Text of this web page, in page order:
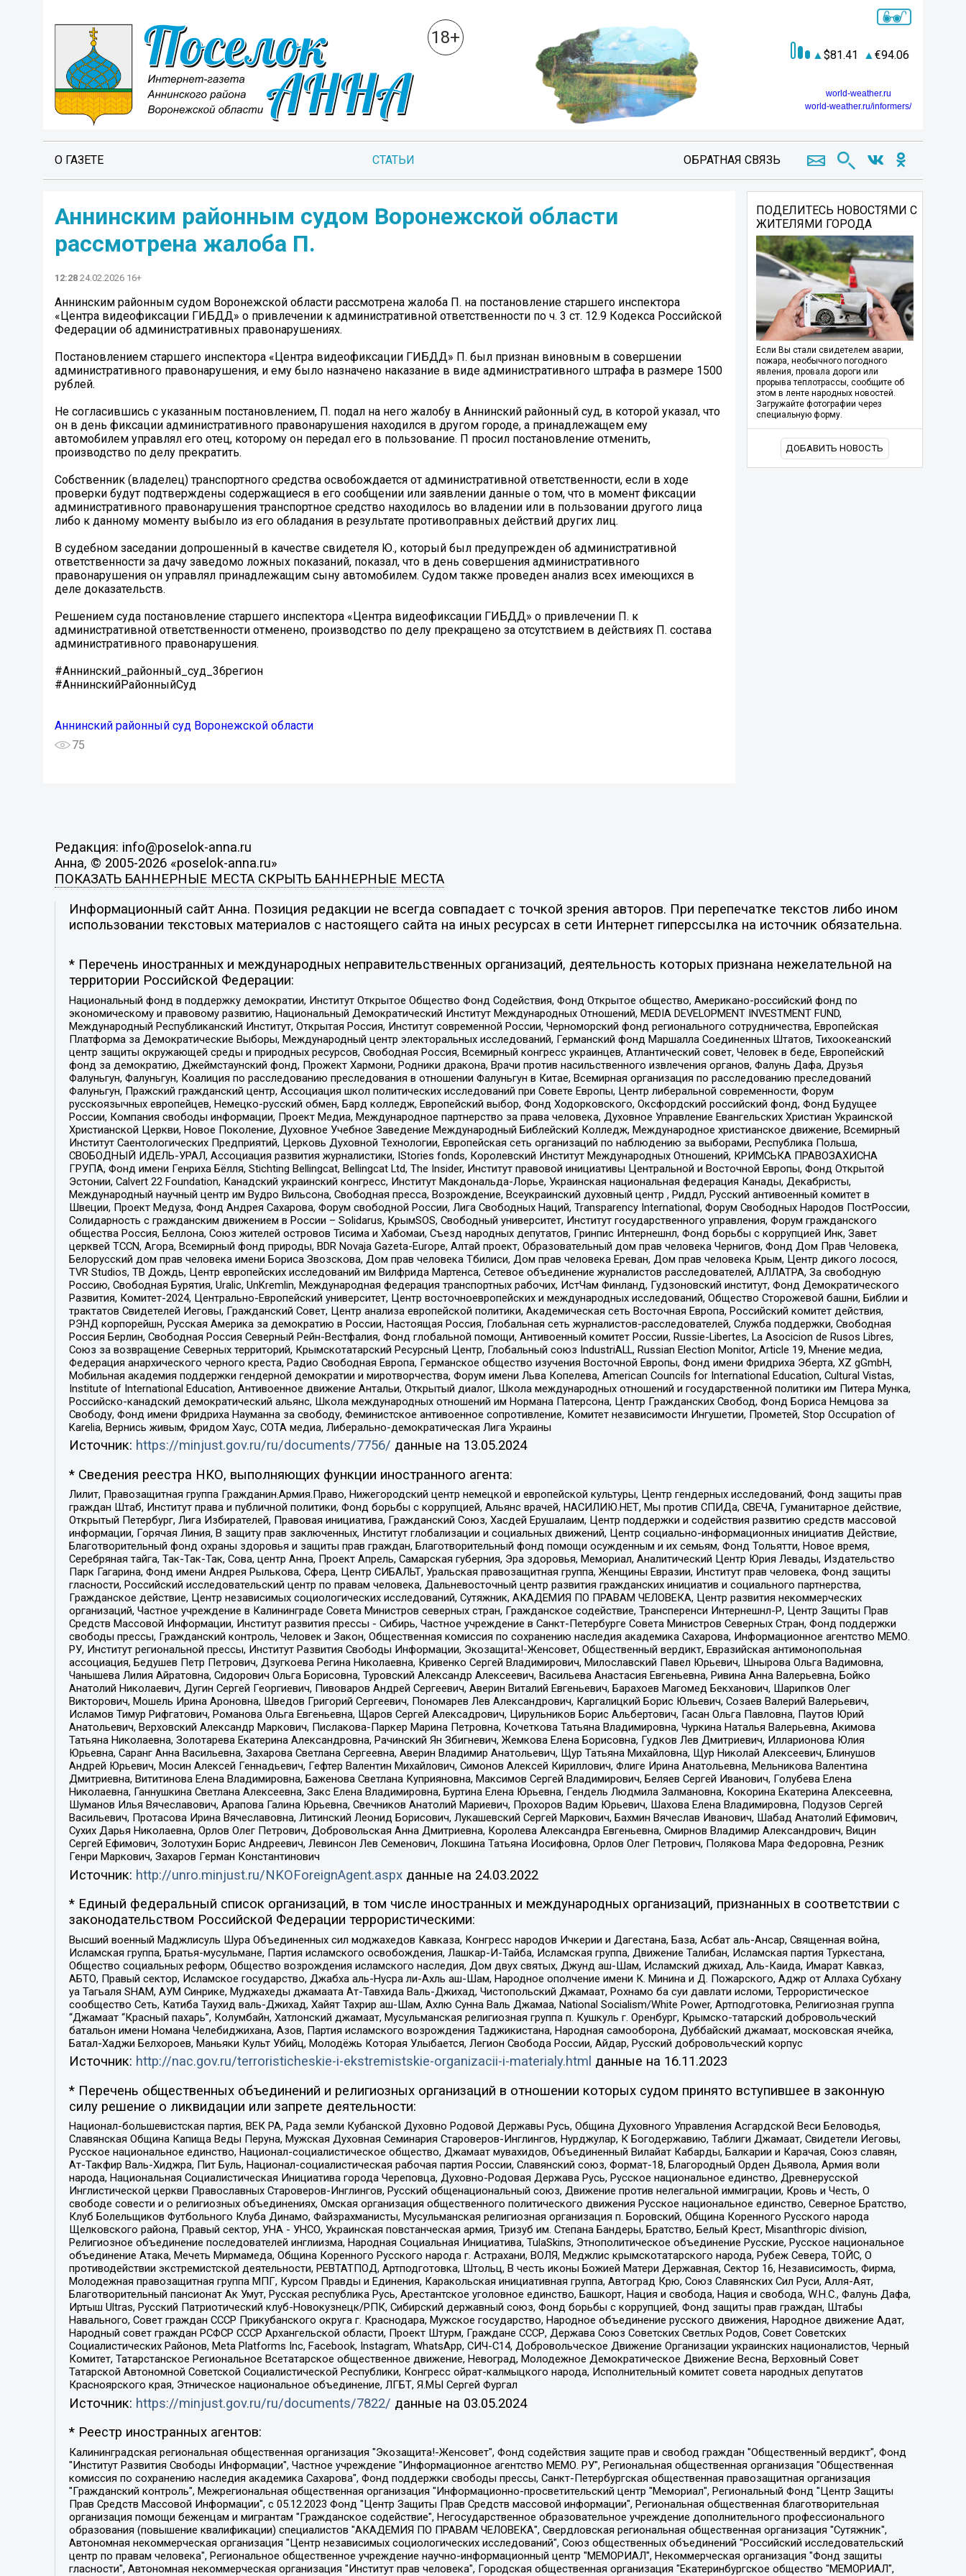
18+
81.41 94.06
world-weather.ru
world-weather.ru/informers/
О ГАЗЕТЕ СТАТЬИ ОБРАТНАЯ СВЯЗЬ
Аннинским районным судом Воронежской области
рассмотрена жалоба П.
12:28 24.02.2026 16+
Аннинским районным судом Воронежской области рассмотрена жалоба П. на постановление старшего инспектора
«Центра видеофиксации ГИБДД» о привлечении к административной ответственности по ч. 3 ст. 12.9 Кодекса Российской
Федерации об административных правонарушениях.
Постановлением старшего инспектора «Центра видеофиксации ГИБДД» П. был признан виновным в совершении
административного правонарушения, и ему было назначено наказание в виде административного штрафа в размере 1500
рублей.
Не согласившись с указанным постановлением, П. подал на него жалобу в Аннинский районный суд, в которой указал, что
он в день фиксации административного правонарушения находился в другом городе, а принадлежащем ему
автомобилем управлял его отец, которому он передал его в пользование. П просил постановление отменить,
производство по делу прекратить.
Собственник (владелец) транспортного средства освобождается от административной ответственности, если в ходе
проверки будут подтверждены содержащиеся в его сообщении или заявлении данные о том, что в момент фиксации
административного правонарушения транспортное средство находилось во владении или в пользовании другого лица
либо к данному моменту выбыло из его обладания в результате противоправных действий других лиц.
В судебном заседании допрошенный в качестве свидетеля Ю., который был предупрежден об административной
ответственности за дачу заведомо ложных показаний, показал, что в день совершения административного
правонарушения он управлял принадлежащим сыну автомобилем. Судом также проведен анализ всех имеющихся в
деле доказательств.
Решением суда постановление старшего инспектора «Центра видеофиксации ГИБДД» о привлечении П. к
административной ответственности отменено, производство по делу прекращено за отсутствием в действиях П. состава
административного правонарушения.
#Аннинский_районный_суд_36регион
#АннинскийРайонныйСуд
Аннинский районный суд Воронежской области
75
ПОДЕЛИТЕСЬ НОВОСТЯМИ С
ЖИТЕЛЯМИ ГОРОДА
Если Вы стали свидетелем аварии,
пожара, необычного погодного
явления, провала дороги или
прорыва теплотрассы, сообщите об
этом в ленте народных новостей.
Загружайте фотографии через
специальную форму.
ДОБАВИТЬ НОВОСТЬ
Редакция: info@poselok-anna.ru
Анна, © 2005-2026 «poselok-anna.ru»
ПОКАЗАТЬ БАННЕРНЫЕ МЕСТА СКРЫТЬ БАННЕРНЫЕ МЕСТА
Информационный сайт Анна. Позиция редакции не всегда совпадает с точкой зрения авторов. При перепечатке текстов либо ином
использовании текстовых материалов с настоящего сайта на иных ресурсах в сети Интернет гиперссылка на источник обязательна.
* Перечень иностранных и международных неправительственных организаций, деятельность которых признана нежелательной на
территории Российской Федерации:
Национальный фонд в поддержку демократии, Институт Открытое Общество Фонд Содействия, Фонд Открытое общество, Американо-российский фонд по
экономическому и правовому развитию, Национальный Демократический Институт Международных Отношений, MEDIA DEVELOPMENT INVESTMENT FUND,
Международный Республиканский Институт, Открытая Россия, Институт современной России, Черноморский фонд регионального сотрудничества, Европейская
Платформа за Демократические Выборы, Международный центр электоральных исследований, Германский фонд Маршалла Соединенных Штатов, Тихоокеанский
центр защиты окружающей среды и природных ресурсов, Свободная Россия, Всемирный конгресс украинцев, Атлантический совет, Человек в беде, Европейский
фонд за демократию, Джеймстаунский фонд, Прожект Хармони, Родники дракона, Врачи против насильственного извлечения органов, Фалунь Дафа, Друзья
Фалуньгун, Фалуньгун, Коалиция по расследованию преследования в отношении Фалуньгун в Китае, Всемирная организация по расследованию преследований
Фалуньгун, Пражский гражданский центр, Ассоциация школ политических исследований при Совете Европы, Центр либеральной современности, Форум
русскоязычных европейцев, Немецко-русский обмен, Бард колледж, Европейский выбор, Фонд Ходорковского, Оксфордский российский фонд, Фонд Будущее
России, Компания свободы информации, Проект Медиа, Международное партнерство за права человека, Духовное Управление Евангельских Христиан Украинской
Христианской Церкви, Новое Поколение, Духовное Учебное Заведение Международный Библейский Колледж, Международное христианское движение, Всемирный
Институт Саентологических Предприятий, Церковь Духовной Технологии, Европейская сеть организаций по наблюдению за выборами, Республика Польша,
СВОБОДНЫЙ ИДЕЛЬ-УРАЛ, Ассоциация развития журналистики, IStories fonds, Королевский Институт Международных Отношений, КРИМСЬКА ПРАВОЗАХИСНА
ГРУПА, Фонд имени Генриха Бёлля, Stichting Bellingcat, Bellingcat Ltd, The Insider, Институт правовой инициативы Центральной и Восточной Европы, Фонд Открытой
Эстонии, Calvert 22 Foundation, Канадский украинский конгресс, Институт Макдональда-Лорье, Украинская национальная федерация Канады, Декабристы,
Международный научный центр им Вудро Вильсона, Свободная пресса, Возрождение, Всеукраинский духовный центр , Риддл, Русский антивоенный комитет в
Швеции, Проект Медуза, Фонд Андрея Сахарова, Форум свободной России, Лига Свободных Наций, Transparеncy International, Форум Свободных Народов ПостРоссии,
Солидарность с гражданским движением в России – Solidarus, КрымSOS, Свободный университет, Институт государственного управления, Форум гражданского
общества Россия, Беллона, Союз жителей островов Тисима и Хабомаи, Съезд народных депутатов, Гринпис Интернешнл, Фонд борьбы с коррупцией Инк, Завет
церквей TCCN, Агора, Всемирный фонд природы, BDR Novaja Gazeta-Europe, Алтай проект, Образовательный дом прав человека Чернигов, Фонд Дом Прав Человека,
Белорусский дом прав человека имени Бориса Звозскова, Дом прав человека Тбилиси, Дом прав человека Ереван, Дом прав человека Крым, Центр дикого лосося,
TVR Studios, ТВ Дождь, Центр европейских исследований им Вилфрида Мартенса, Сетевое объединение журналистов расследователей, АЛЛАТРА, За свободную
Россию, Свободная Бурятия, Uralic, UnKremlin, Международная федерация транспортных рабочих, ИстЧам Финланд, Гудзоновский институт, Фонд Демократического
Развития, Комитет-2024, Центрально-Европейский университет, Центр восточноевропейских и международных исследований, Общество Сторожевой башни, Библии и
трактатов Свидетелей Иеговы, Гражданский Совет, Центр анализа европейской политики, Академическая сеть Восточная Европа, Российский комитет действия,
РЭНД корпорейшн, Русская Америка за демократию в России, Настоящая Россия, Глобальная сеть журналистов-расследователей, Служба поддержки, Свободная
Россия Берлин, Свободная Россия Северный Рейн-Вестфалия, Фонд глобальной помощи, Антивоенный комитет России, Russie-Libertes, La Asocicion de Rusos Libres,
Союз за возвращение Северных территорий, Крымскотатарский Ресурсный Центр, Глобальный союз IndustriALL, Russian Election Monitor, Article 19, Мнение медиа,
Федерация анархического черного креста, Радио Свободная Европа, Германское общество изучения Восточной Европы, Фонд имени Фридриха Эберта, XZ gGmbH,
Мобильная академия поддержки гендерной демократии и миротворчества, Форум имени Льва Копелева, American Councils for International Education, Cultural Vistas,
Institute of International Education, Антивоенное движение Антальи, Открытый диалог, Школа международных отношений и государственной политики им Питера Мунка,
Российско-канадский демократический альянс, Школа международных отношений им Нормана Патерсона, Центр Гражданских Свобод, Фонд Бориса Немцова за
Свободу, Фонд имени Фридриха Науманна за свободу, Феминистское антивоенное сопротивление, Комитет независимости Ингушетии, Прометей, Stop Occupation of
Karelia, Вернись живым, Фридом Хаус, СОТА медиа, Либерально-демократическая Лига Украины
Источник: https://minjust.gov.ru/ru/documents/7756/ данные на 13.05.2024
* Сведения реестра НКО, выполняющих функции иностранного агента:
Лилит, Правозащитная группа Гражданин.Армия.Право, Нижегородский центр немецкой и европейской культуры, Центр гендерных исследований, Фонд защиты прав
граждан Штаб, Институт права и публичной политики, Фонд борьбы с коррупцией, Альянс врачей, НАСИЛИЮ.НЕТ, Мы против СПИДа, СВЕЧА, Гуманитарное действие,
Открытый Петербург, Лига Избирателей, Правовая инициатива, Гражданский Союз, Хасдей Ерушалаим, Центр поддержки и содействия развитию средств массовой
информации, Горячая Линия, В защиту прав заключенных, Институт глобализации и социальных движений, Центр социально-информационных инициатив Действие,
Благотворительный фонд охраны здоровья и защиты прав граждан, Благотворительный фонд помощи осужденным и их семьям, Фонд Тольятти, Новое время,
Серебряная тайга, Так-Так-Так, Сова, центр Анна, Проект Апрель, Самарская губерния, Эра здоровья, Мемориал, Аналитический Центр Юрия Левады, Издательство
Парк Гагарина, Фонд имени Андрея Рылькова, Сфера, Центр СИБАЛЬТ, Уральская правозащитная группа, Женщины Евразии, Институт прав человека, Фонд защиты
гласности, Российский исследовательский центр по правам человека, Дальневосточный центр развития гражданских инициатив и социального партнерства,
Гражданское действие, Центр независимых социологических исследований, Сутяжник, АКАДЕМИЯ ПО ПРАВАМ ЧЕЛОВЕКА, Центр развития некоммерческих
организаций, Частное учреждение в Калининграде Совета Министров северных стран, Гражданское содействие, Трансперенси Интернешнл-Р, Центр Защиты Прав
Средств Массовой Информации, Институт развития прессы - Сибирь, Частное учреждение в Санкт-Петербурге Совета Министров Северных Стран, Фонд поддержки
свободы прессы, Гражданский контроль, Человек и Закон, Общественная комиссия по сохранению наследия академика Сахарова, Информационное агентство МЕМО.
РУ, Институт региональной прессы, Институт Развития Свободы Информации, Экозащита!-Женсовет, Общественный вердикт, Евразийская антимонопольная
ассоциация, Бедушев Петр Петрович, Дзугкоева Регина Николаевна, Кривенко Сергей Владимирович, Милославский Павел Юрьевич, Шнырова Ольга Вадимовна,
Чанышева Лилия Айратовна, Сидорович Ольга Борисовна, Туровский Александр Алексеевич, Васильева Анастасия Евгеньевна, Ривина Анна Валерьевна, Бойко
Анатолий Николаевич, Дугин Сергей Георгиевич, Пивоваров Андрей Сергеевич, Аверин Виталий Евгеньевич, Барахоев Магомед Бекханович, Шарипков Олег
Викторович, Мошель Ирина Ароновна, Шведов Григорий Сергеевич, Пономарев Лев Александрович, Каргалицкий Борис Юльевич, Созаев Валерий Валерьевич,
Исламов Тимур Рифгатович, Романова Ольга Евгеньевна, Щаров Сергей Алексадрович, Цирульников Борис Альбертович, Гасан Ольга Павловна, Паутов Юрий
Анатольевич, Верховский Александр Маркович, Пислакова-Паркер Марина Петровна, Кочеткова Татьяна Владимировна, Чуркина Наталья Валерьевна, Акимова
Татьяна Николаевна, Золотарева Екатерина Александровна, Рачинский Ян Збигневич, Жемкова Елена Борисовна, Гудков Лев Дмитриевич, Илларионова Юлия
Юрьевна, Саранг Анна Васильевна, Захарова Светлана Сергеевна, Аверин Владимир Анатольевич, Щур Татьяна Михайловна, Щур Николай Алексеевич, Блинушов
Андрей Юрьевич, Мосин Алексей Геннадьевич, Гефтер Валентин Михайлович, Симонов Алексей Кириллович, Флиге Ирина Анатольевна, Мельникова Валентина
Дмитриевна, Вититинова Елена Владимировна, Баженова Светлана Куприяновна, Максимов Сергей Владимирович, Беляев Сергей Иванович, Голубева Елена
Николаевна, Ганнушкина Светлана Алексеевна, Закс Елена Владимировна, Буртина Елена Юрьевна, Гендель Людмила Залмановна, Кокорина Екатерина Алексеевна,
Шуманов Илья Вячеславович, Арапова Галина Юрьевна, Свечников Анатолий Мариевич, Прохоров Вадим Юрьевич, Шахова Елена Владимировна, Подузов Сергей
Васильевич, Протасова Ирина Вячеславовна, Литинский Леонид Борисович, Лукашевский Сергей Маркович, Бахмин Вячеслав Иванович, Шабад Анатолий Ефимович,
Сухих Дарья Николаевна, Орлов Олег Петрович, Добровольская Анна Дмитриевна, Королева Александра Евгеньевна, Смирнов Владимир Александрович, Вицин
Сергей Ефимович, Золотухин Борис Андреевич, Левинсон Лев Семенович, Локшина Татьяна Иосифовна, Орлов Олег Петрович, Полякова Мара Федоровна, Резник
Генри Маркович, Захаров Герман Константинович
Источник: http://unro.minjust.ru/NKOForeignAgent.aspxданные на 24.03.2022
* Единый федеральный список организаций, в том числе иностранных и международных организаций, признанных в соответствии с
законодательством Российской Федерации террористическими:
Высший военный Маджлисуль Шура Объединенных сил моджахедов Кавказа, Конгресс народов Ичкерии и Дагестана, База, Асбат аль-Ансар, Священная война,
Исламская группа, Братья-мусульмане, Партия исламского освобождения, Лашкар-И-Тайба, Исламская группа, Движение Талибан, Исламская партия Туркестана,
Общество социальных реформ, Общество возрождения исламского наследия, Дом двух святых, Джунд аш-Шам, Исламский джихад, Аль-Каида, Имарат Кавказ,
АБТО, Правый сектор, Исламское государство, Джабха аль-Нусра ли-Ахль аш-Шам, Народное ополчение имени К. Минина и Д. Пожарского, Аджр от Аллаха Субхану
уа Тагьаля SHAM, АУМ Синрике, Муджахеды джамаата Ат-Тавхида Валь-Джихад, Чистопольский Джамаат, Рохнамо ба суи давлати исломи, Террористическое
сообщество Сеть, Катиба Таухид валь-Джихад, Хайят Тахрир аш-Шам, Ахлю Сунна Валь Джамаа, National Socialism/White Power, Артподготовка, Религиозная группа
“Джамаат “Красный пахарь”, Колумбайн, Хатлонский джамаат, Мусульманская религиозная группа п. Кушкуль г. Оренбург, Крымско-татарский добровольческий
батальон имени Номана Челебиджихана, Азов, Партия исламского возрождения Таджикистана, Народная самооборона, Дуббайский джамаат, московская ячейка,
Батал-Хаджи Белхороев, Маньяки Культ Убийц, Молодёжь Которая Улыбается, Легион Свобода России, Айдар, Русский добровольческий корпус
Источник: http://nac.gov.ru/terroristicheskie-i-ekstremistskie-organizacii-i-materialy.html данные на 16.11.2023
* Перечень общественных объединений и религиозных организаций в отношении которых судом принято вступившее в законную
силу решение о ликвидации или запрете деятельности:
Национал-большевистская партия, ВЕК РА, Рада земли Кубанской Духовно Родовой Державы Русь, Община Духовного Управления Асгардской Веси Беловодья,
Славянская Община Капища Веды Перуна, Мужская Духовная Семинария Староверов-Инглингов, Нурджулар, К Богодержавию, Таблиги Джамаат, Свидетели Иеговы,
Русское национальное единство, Национал-социалистическое общество, Джамаат мувахидов, Объединенный Вилайат Кабарды, Балкарии и Карачая, Союз славян,
Ат-Такфир Валь-Хиджра, Пит Буль, Национал-социалистическая рабочая партия России, Славянский союз, Формат-18, Благородный Орден Дьявола, Армия воли
народа, Национальная Социалистическая Инициатива города Череповца, Духовно-Родовая Держава Русь, Русское национальное единство, Древнерусской
Инглистической церкви Православных Староверов-Инглингов, Русский общенациональный союз, Движение против нелегальной иммиграции, Кровь и Честь, О
свободе совести и о религиозных объединениях, Омская организация общественного политического движения Русское национальное единство, Северное Братство,
Клуб Болельщиков Футбольного Клуба Динамо, Файзрахманисты, Мусульманская религиозная организация п. Боровский, Община Коренного Русского народа
Щелковского района, Правый сектор, УНА - УНСО, Украинская повстанческая армия, Тризуб им. Степана Бандеры, Братство, Белый Крест, Misanthropic division,
Религиозное объединение последователей инглиизма, Народная Социальная Инициатива, TulaSkins, Этнополитическое объединение Русские, Русское национальное
объединение Атака, Мечеть Мирмамеда, Община Коренного Русского народа г. Астрахани, ВОЛЯ, Меджлис крымскотатарского народа, Рубеж Севера, ТОЙС, О
противодействии экстремистской деятельности, РЕВТАТПОД, Артподготовка, Штольц, В честь иконы Божией Матери Державная, Сектор 16, Независимость, Фирма,
Молодежная правозащитная группа МПГ, Курсом Правды и Единения, Каракольская инициативная группа, Автоград Крю, Союз Славянских Сил Руси, Алля-Аят,
Благотворительный пансионат Ак Умут, Русская республика Русь, Арестантское уголовное единство, Башкорт, Нация и свобода, Нация и свобода, W.H.С., Фалунь Дафа,
Иртыш Ultras, Русский Патриотический клуб-Новокузнецк/РПК, Сибирский державный союз, Фонд борьбы с коррупцией, Фонд защиты прав граждан, Штабы
Навального, Совет граждан СССР Прикубанского округа г. Краснодара, Мужское государство, Народное объединение русского движения, Народное движение Адат,
Народный совет граждан РСФСР СССР Архангельской области, Проект Штурм, Граждане СССР, Держава Союз Советских Светлых Родов, Совет Советских
Социалистических Районов, Meta Platforms Inc, Facebook, Instagram, WhatsApp, СИЧ-С14, Добровольческое Движение Организации украинских националистов, Черный
Комитет, Татарстанское Региональное Всетатарское общественное движение, Невоград, Молодежное Демократическое Движение Весна, Верховный Совет
Татарской Автономной Советской Социалистической Республики, Конгресс ойрат-калмыцкого народа, Исполнительный комитет совета народных депутатов
Красноярского края, Этническое национальное объединение, ЛГБТ, Я.МЫ Сергей Фургал
Источник: https://minjust.gov.ru/ru/documents/7822/ данные на 03.05.2024
* Реестр иностранных агентов:
Калининградская региональная общественная организация "Экозащита!-Женсовет", Фонд содействия защите прав и свобод граждан "Общественный вердикт", Фонд "Институт Развития Свободы Информации", Частное учреждение "Информационное агентство МЕМО. РУ", Региональная общественная организация "Общественная комиссия по сохранению наследия академика Сахарова", Фонд поддержки свободы прессы, Санкт-Петербургская общественная правозащитная организация "Гражданский контроль", Межрегиональная общественная организация "Информационно-просветительский центр "Мемориал", Региональный Фонд "Центр Защиты Прав Средств Массовой Информации", с 05.12.2023 Фонд "Центр Защиты Прав Средств массовой информации", Региональная общественная благотворительная организация помощи беженцам и мигрантам "Гражданское содействие", Негосударственное образовательное учреждение дополнительного профессионального образования (повышение квалификации) специалистов "АКАДЕМИЯ ПО ПРАВАМ ЧЕЛОВЕКА", Свердловская региональная общественная организация "Сутяжник", Автономная некоммерческая организация "Центр независимых социологических исследований", Союз общественных объединений "Российский исследовательский центр по правам человека", Региональное общественное учреждение научно-информационный центр "МЕМОРИАЛ", Некоммерческая организация "Фонд защиты гласности", Автономная некоммерческая организация "Институт прав человека", Городская общественная организация "Екатеринбургское общество "МЕМОРИАЛ", Городская общественная организация "Рязанское историко-просветительское и правозащитное общество "Мемориал" (Рязанский Мемориал), Челябинский региональный орган общественной самодеятельности – женское общественное объединение "Женщины Евразии", Челябинский региональный орган общественной самодеятельности "Уральская правозащитная группа", Фонд содействия защите здоровья и социальной справедливости имени Андрея Рылькова, Автономная Некоммерческая Организация "Аналитический Центр Юрия Левады", Автономная некоммерческая организация социальной поддержки населения "Проект Апрель", Региональная общественная организация помощи женщинам и детям, находящимся в кризисной ситуации "Информационно-методический центр "Анна", Фонд содействия развитию массовых коммуникаций и правовому просвещению "Так-так-Так", Фонд содействия устойчивому развитию "Серебряная тайга", Свердловский региональный общественный фонд социальных проектов "Новое время", "Idel.Реалии", Кавказ.Реалии, Крым.Реалии, Телеканал Настоящее Время, Татаро-башкирская служба Радио Свобода (Azatliq Radiosi), Радио Свободная Европа/Радио Свобода (PCE/PC), "Сибирь.Реалии", "Фактограф", Благотворительный фонд помощи осужденным и их семьям, Автономная некоммерческая организация "Институт глобализации и социальных движений", Фонд "В защиту прав заключенных", Частное учреждение "Центр поддержки и содействия развитию средств массовой информации", Пензенский региональный общественный благотворительный фонд "Гражданский союз", "Север.Реалии", Некоммерческая организация Фонд "Правовая инициатива", Общество с ограниченной ответственностью "Радио Свободная Европа/Радио Свобода", Чешское информационное агентство "MEDIUM-ORIENT", Красноярская региональная общественная организация "Мы против СПИДа", Камалягин Денис Николаевич, Маркелов Сергей Евгеньевич, Пономарев Лев Александрович, Савицкая Людмила Алексеевна, Автономная некоммерческая организация "Центр по работе с проблемой насилия "НАСИЛИЮ.НЕТ", Межрегиональный профессиональный союз работников здравоохранения "Альянс врачей", Юридическое лицо, зарегистрированное в Латвийской Республике, SIA "Medusa Project" (регистрационный номер 40103797863, дата регистрации 10.06.2014), Некоммерческая организация "Фонд по борьбе с коррупцией", Автономная некоммерческая организация "Институт права и публичной политики", Баданин Роман Сергеевич, Гликин Максим Александрович, Железнова Мария Михайловна, Лукьянова Юлия Сергеевна, Маетная Елизавета Витальевна, Маняхин Петр Борисович, Чуракова Ольга Владимировна, Ярош Юлия Петровна, Юридическое лицо "The Insider SIA", зарегистрированное в Риге, Латвийская Республика (дата регистрации 26.06.2015), являющееся администратором доменного имени интернет-издания "The Insider SIA", https://theins.ru, Постернак Алексей Евгеньевич, Рубин Михаил Аркадьевич, Анин Роман Александрович, Юридическое лицо Istories fonds, зарегистрированное в Латвийской Республике (регистрационный номер 50008295751, дата регистрации 24.02.2020), Великовский Дмитрий Александрович, Долинина Ирина Николаевна, Мароховская Алеся Алексеевна, Шлейнов Роман Юрьевич, Шмагун Олеся Валентиновна, Общество с ограниченной ответственностью "Альтаир 2021", Общество с ограниченной ответственностью "Вега 2021", Общество с ограниченной ответственностью "Главный редактор 2021", Общество с ограниченной ответственностью "Ромашки монолит", Важенков Артем Валерьевич, Ивановская областная общественная организация "Центр гендерных исследований", Гурман Юрий Альбертович, Медиапроект "ОВД-Инфо", Егоров Владимир Владимирович, Жилинский Владимир Александрович, Общество с ограниченной ответственностью "ЗП", Иванова София Юрьевна, Карезина Инна Павловна, Кильтау Екатерина Викторовна, Петров Алексей Викторович, Пискунов Сергей Евгеньевич, Смирнов Сергей Сергеевич, Тихонов Михаил Сергеевич, Общество с ограниченной ответственностью "ЖУРНАЛИСТ-ИНОСТРАННЫЙ АГЕНТ", Арапова Галина Юрьевна, Вольтская Татьяна Анатольевна, Американская компания "Mason G.E.S. Anonymous Foundation" (США), являющаяся владельцем интернет-издания https://mnews.world/, Компания "Stichting Bellingcat", зарегистрированная в Нидерландах (дата регистрации 11.07.2018), Захаров Андрей Вячеславович, Клепиковская Екатерина Дмитриевна, Общество с ограниченной ответственностью "МЕМО", Перл Роман Александрович, Симонов Евгений Алексеевич, Соловьева Елена Анатольевна, Сотников Даниил Владимирович, Сурначева Елизавета Дмитриевна, Автономная некоммерческая организация по защите прав человека и информированию населения "Якутия – Наше Мнение", Общество с ограниченной ответственностью "Москоу диджитал медиа", с 26.01.2023 Общество с ограниченной ответственностью "Чайка Белые сады", Ветошкина Валерия Валерьевна, Заговора Максим Александрович, Межрегиональное общественное движение "Российская ЛГБТ - сеть", Оленичев Максим Владимирович, Павлов Иван Юрьевич, Скворцова Елена Сергеевна, Общество с ограниченной ответственностью "Как бы инагент", Кочетков Игорь Викторович, Общество с ограниченной ответственностью "Честные выборы", Еланчик Олег Александрович, Общество с ограниченной ответственностью "Нобелевский призыв", Гималова Регина Эмилевна, Григорьев Андрей Валерьевич, Григорьева Алина Александровна, Ассоциация по содействию защите прав призывников, альтернативнослужащих и военнослужащих "Правозащитная группа "Гражданин.Армия.Право", Хисамова Регина Фаритовна, Автономная некоммерческая организация по реализации социально-правовых программ "Лилит", Дальневосточное общественное движение "Маяк", Санкт-Петербургская ЛГБТ-инициативная группа "Выход", Инициативная группа ЛГБТ+ "Реверс", Алексеев Андрей Викторович, Бекбулатова Таисия Львовна, Беляев Иван Михайлович, Владыкина Елена Сергеевна, Гельман Марат Александрович, Никульшина Вероника Юрьевна, Толоконникова Надежда Андреевна, Шендерович Виктор Анатольевич, Общество с ограниченной ответственностью "Данное сообщение", Общество с ограниченной ответственностью Издательский дом "Новая глава", Айнбиндер Александра Александровна, Московский комьюнити-центр для ЛГБТ+инициатив, Благотворительный фонд развития филантропии, Deutsche Welle (Германия, Kurt-Schumacher-Strasse 3, 53113 Bonn), Борзунова Мария Михайловна, Воробьев Виктор Викторович, Голубева Анна Львовна, Константинова Алла Михайловна, Малкова Ирина Владимировна, Мурадов Мурад Абдулгалимович, Осетинская Елизавета Николаевна, Понасенков Евгений Николаевич, Ганапольский Матвей Юрьевич, Киселев Евгений Алексеевич, Борухович Ирина Григорьевна, Дремин Иван Тимофеевич, Дубровский Дмитрий Викторович, Красноярская региональная общественная организация поддержки и развития альтернативных образовательных технологий и межкультурных коммуникаций "ИНТЕРРА", Маяковская Екатерина Алексеевна, Фейгин Марк Захарович, Филимонов Андрей Викторович, Дзугкоева Регина Николаевна, Доброхотов Роман Александрович, Дудь Юрий Александрович, Елкин Сергей Владимирович, Кругликов Кирилл Игоревич, Сабунаева Мария Леонидовна, Семенов Алексей Владимирович, Шаинян Карен Багратович, Шульман Екатерина Михайловна, Асафьев Артур Валерьевич, Вахштайн Виктор Семенович, Венедиктов Алексей Алексеевич, Лушникова Екатерина Евгеньевна, Волков Леонид Михайлович, Невзоров Александр Глебович, Пархоменко Сергей Борисович, Сироткин Ярослав Николаевич, Кара-Мурза Владимир Владимирович, Баранова Наталья Владимировна, Гозман Леонид Яковлевич, Кагарлицкий Борис Юльевич, Климарев Михаил Валерьевич, Милов Владимир Станиславович, Автономная некоммерческая организация Краснодарский центр современного искусства "Типография", Моргенштерн Алишер Тагирович, Соболь Любовь Эдуардовна, Общество с ограниченной ответственностью "ЛИЗА НОРМ", Каспаров Гарри Кимович, Ходорковский Михаил Борисович, Общество с ограниченной ответственностью "Апрельские тезисы", Данилович Ирина Брониславовна, Кашин Олег Владимирович, Петров Николай Владимирович, Пивоваров Алексей Владимирович, Соколов Михаил Владимирович, Цветкова Юлия Владимировна, Чичваркин Евгений Александрович, Комитет против пыток/Команда против пыток, Общество с ограниченной ответственностью "Первый научный", Общество с ограниченной ответственностью "Вертолет и ко", Белоцерковская Вероника Борисовна, Кац Максим Евгеньевич, Лазарева Татьяна Юрьевна, Шаведдинов Руслан Табризович, Яшин Илья Валерьевич, Общество с ограниченной ответственностью "Иноагент ААВ", Алешковский Дмитрий Петрович, Альбац Евгения Марковна, Быков Дмитрий Львович, Галямина Юлия Евгеньевна, Лойко Сергей Леонидович, Мартынов Кирилл Константинович, Медведев Сергей Александрович, Крашенинников Федор Геннадиевич, Гордеева Катерина Вл